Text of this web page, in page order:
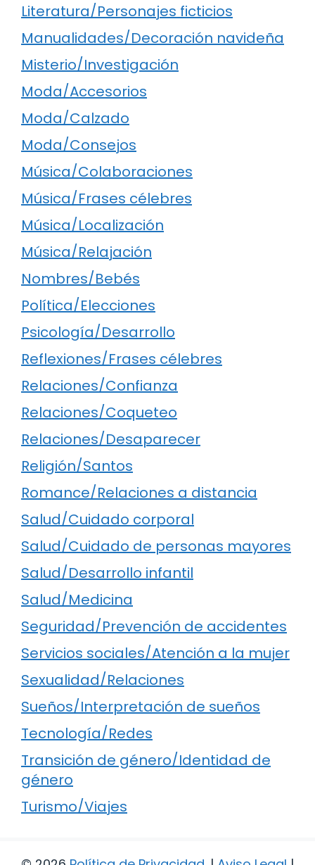
Literatura/Personajes ficticios
Manualidades/Decoración navideña
Misterio/Investigación
Moda/Accesorios
Moda/Calzado
Moda/Consejos
Música/Colaboraciones
Música/Frases célebres
Música/Localización
Música/Relajación
Nombres/Bebés
Política/Elecciones
Psicología/Desarrollo
Reflexiones/Frases célebres
Relaciones/Confianza
Relaciones/Coqueteo
Relaciones/Desaparecer
Religión/Santos
Romance/Relaciones a distancia
Salud/Cuidado corporal
Salud/Cuidado de personas mayores
Salud/Desarrollo infantil
Salud/Medicina
Seguridad/Prevención de accidentes
Servicios sociales/Atención a la mujer
Sexualidad/Relaciones
Sueños/Interpretación de sueños
Tecnología/Redes
Transición de género/Identidad de
género
Turismo/Viajes